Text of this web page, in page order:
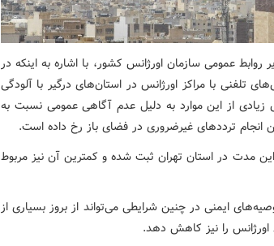
روابط عمومی سازمان اورژانس کشور، با اشاره به اینکه در
حدود 15 درصدی تماس‌های تلفنی با مراکز اورژانس در استان‌های درگیر با آلودگی
زیادی از این موارد به دلیل عدم آگاهی عمومی نسبت به
انجام ترددهای غیرضروری در فضای باز رخ داده است.
مدت در استان تهران ثبت شده و کمترین آن نیز مربوط
ایمنی در چنین شرایطی می‌تواند از بروز بسیاری از
را نیز کاهش دهد.